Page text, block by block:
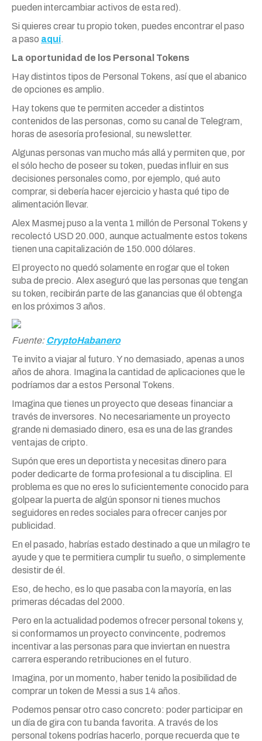
pueden intercambiar activos de esta red).
Si quieres crear tu propio token, puedes encontrar el paso
a paso aquí.
La oportunidad de los Personal Tokens
Hay distintos tipos de Personal Tokens, así que el abanico
de opciones es amplio.
Hay tokens que te permiten acceder a distintos
contenidos de las personas, como su canal de Telegram,
horas de asesoría profesional, su newsletter.
Algunas personas van mucho más allá y permiten que, por
el sólo hecho de poseer su token, puedas influir en sus
decisiones personales como, por ejemplo, qué auto
comprar, si debería hacer ejercicio y hasta qué tipo de
alimentación llevar.
Alex Masmej puso a la venta 1 millón de Personal Tokens y
recolectó USD 20.000, aunque actualmente estos tokens
tienen una capitalización de 150.000 dólares.
El proyecto no quedó solamente en rogar que el token
suba de precio. Alex aseguró que las personas que tengan
su token, recibirán parte de las ganancias que él obtenga
en los próximos 3 años.
Fuente: CryptoHabanero
Te invito a viajar al futuro. Y no demasiado, apenas a unos
años de ahora. Imagina la cantidad de aplicaciones que le
podríamos dar a estos Personal Tokens.
Imagina que tienes un proyecto que deseas financiar a
través de inversores. No necesariamente un proyecto
grande ni demasiado dinero, esa es una de las grandes
ventajas de cripto.
Supón que eres un deportista y necesitas dinero para
poder dedicarte de forma profesional a tu disciplina. El
problema es que no eres lo suficientemente conocido para
golpear la puerta de algún sponsor ni tienes muchos
seguidores en redes sociales para ofrecer canjes por
publicidad.
En el pasado, habrías estado destinado a que un milagro te
ayude y que te permitiera cumplir tu sueño, o simplemente
desistir de él.
Eso, de hecho, es lo que pasaba con la mayoría, en las
primeras décadas del 2000.
Pero en la actualidad podemos ofrecer personal tokens y,
si conformamos un proyecto convincente, podremos
incentivar a las personas para que inviertan en nuestra
carrera esperando retribuciones en el futuro.
Imagina, por un momento, haber tenido la posibilidad de
comprar un token de Messi a sus 14 años.
Podemos pensar otro caso concreto: poder participar en
un día de gira con tu banda favorita. A través de los
personal tokens podrías hacerlo, porque recuerda que te